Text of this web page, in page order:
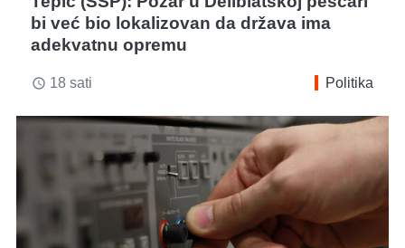
bi već bio lokalizovan da država ima
adekvatnu opremu
access_time 18 sati Politika